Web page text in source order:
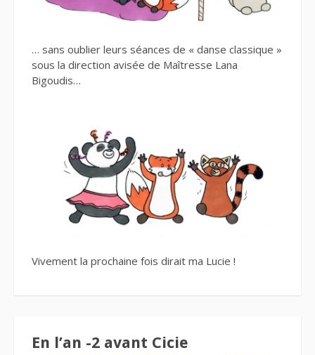
… sans oublier leurs séances de « danse classique »
sous la direction avisée de Maîtresse Lana
Bigoudis…
Vivement la prochaine fois dirait ma Lucie !
En l’an -2 avant Cicie